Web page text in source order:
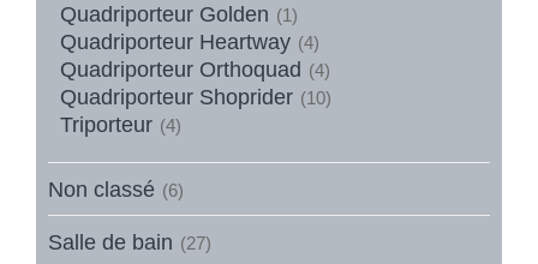
Quadriporteur Golden (1)
Quadriporteur Heartway (4)
Quadriporteur Orthoquad (4)
Quadriporteur Shoprider (10)
Triporteur (4)
Non classé (6)
Salle de bain (27)